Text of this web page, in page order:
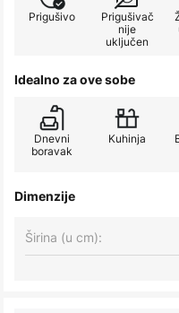
Prigušivo
Prigušivač
nije
uključen
Idealno za ove sobe
Dnevni
boravak
Kuhinja
Dimenzije
Širina (u cm):